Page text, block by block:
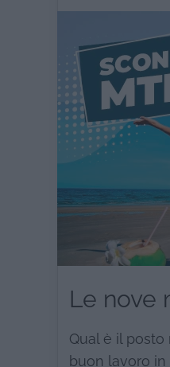
Le nove
Qual è il
buon lavoro